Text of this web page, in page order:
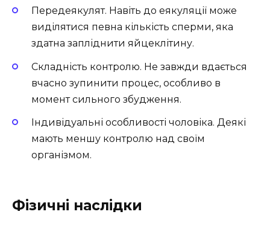
Передеякулят. Навіть до еякуляції може
виділятися певна кількість сперми, яка
здатна запліднити яйцеклітину.
Складність контролю. Не завжди вдається
вчасно зупинити процес, особливо в
момент сильного збудження.
Індивідуальні особливості чоловіка. Деякі
мають меншу контролю над своїм
організмом.
Фізичні наслідки